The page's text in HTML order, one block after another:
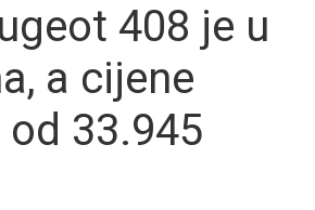
408 je u
a cijene
33.945